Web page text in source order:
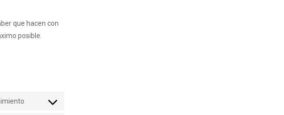
que hacen con
posible.
Consent